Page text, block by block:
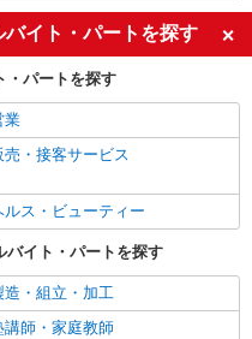
イト・パートを探す
・パートを探す
業
売・接客サービス
ルス・ビューティー
バイト・パートを探す
造・組立・加工
講師・家庭教師